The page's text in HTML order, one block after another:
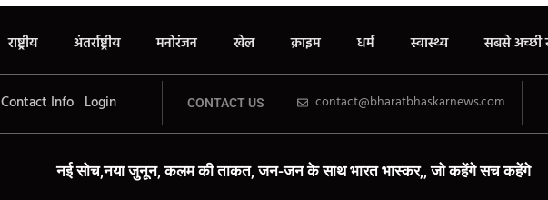
राष्ट्रीय अंतर्राष्ट्रीय मनोरंजन खेल क्राइम धर्म स्वास्थ्य सबसे अच्छी
Contact Info Login CONTACT US contact@bharatbhaskarnews.com
नई सोच,नया जुनून, कलम की ताकत, जन-जन के साथ भारत भास्कर,, जो कहेंगे सच कहेंगे